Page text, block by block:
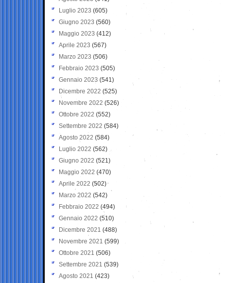
Luglio 2023 (605)
Giugno 2023 (560)
Maggio 2023 (412)
Aprile 2023 (567)
Marzo 2023 (506)
Febbraio 2023 (505)
Gennaio 2023 (541)
Dicembre 2022 (525)
Novembre 2022 (526)
Ottobre 2022 (552)
Settembre 2022 (584)
Agosto 2022 (584)
Luglio 2022 (562)
Giugno 2022 (521)
Maggio 2022 (470)
Aprile 2022 (502)
Marzo 2022 (542)
Febbraio 2022 (494)
Gennaio 2022 (510)
Dicembre 2021 (488)
Novembre 2021 (599)
Ottobre 2021 (506)
Settembre 2021 (539)
Agosto 2021 (423)